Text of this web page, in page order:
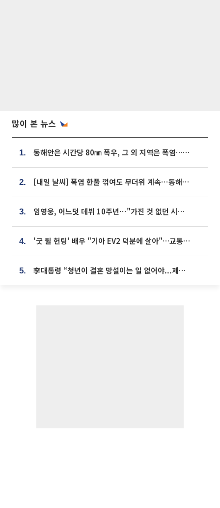
많이 본 뉴스
1. 동해안은 시간당 80㎜ 폭우, 그 외 지역은 폭염…‘극과 극 날씨’
2. [내일 날씨] 폭염 한풀 꺾여도 무더위 계속⋯동해안 이틀 연속 비
3. 임영웅, 어느덧 데뷔 10주년⋯"가진 것 없던 시절, 내 앞엔 20명의 팬뿐"
4. '굿 윌 헌팅' 배우 "기아 EV2 덕분에 살아"…교통사고 후 안전성 극찬
5. 李대통령 “청년이 결혼 망설이는 일 없어야...제도상 불이익 조사”